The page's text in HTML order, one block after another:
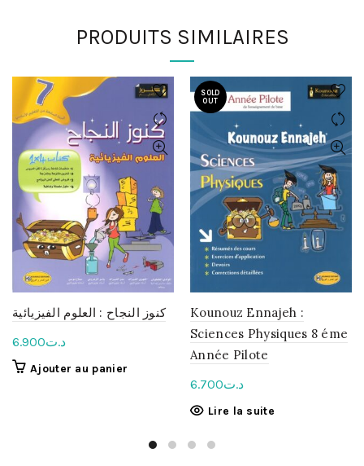
PRODUITS SIMILAIRES
كنوز النجاح : العلوم الفيزيائية
د.ت6.900
Ajouter au panier
SOLD
OUT
Kounouz Ennajeh :
Sciences Physiques 8 éme
Année Pilote
د.ت6.700
Lire la suite